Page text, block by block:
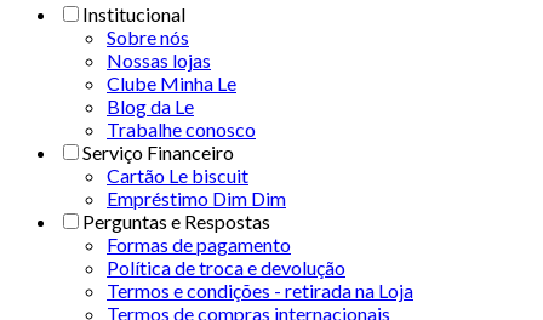
Institucional
Sobre nós
Nossas lojas
Clube Minha Le
Blog da Le
Trabalhe conosco
Serviço Financeiro
Cartão Le biscuit
Empréstimo Dim Dim
Perguntas e Respostas
Formas de pagamento
Política de troca e devolução
Termos e condições - retirada na Loja
Termos de compras internacionais